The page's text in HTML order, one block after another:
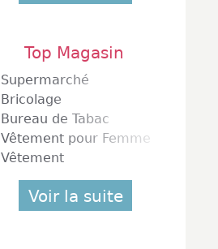
Top Magasin
Supermarché
Bricolage
Bureau de Tabac
Vêtement pour Femme
Vêtement
Voir la suite